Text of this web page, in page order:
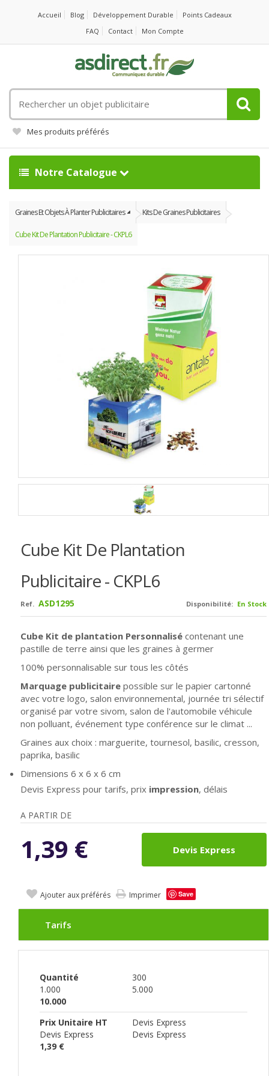
Accueil Blog Développement Durable
Points Cadeaux
FAQ
Contact Mon Compte
un
objet
publicitaire
Mes produits préférés
Notre Catalogue
Graines Et Objets À Planter Publicitaires Kits De Graines Publicitaires
Cube Kit De Plantation Publicitaire - CKPL6
Cube Kit De Plantation
Publicitaire - CKPL6
Disponibilité: En Stock
Ref. ASD1295
Cube Kit de plantation Personnalisé contenant une
pastille de terre ainsi que les graines à germer
100% personnalisable sur tous les côtés
Marquage publicitaire possible sur le papier cartonné
avec votre logo, salon environnemental, journée tri sélectif
organisé par votre sivom, salon de l'automobile véhicule
non polluant, événement type conférence sur le climat ...
Graines aux choix : marguerite, tournesol, basilic, cresson,
paprika, basilic
Dimensions 6 x 6 x 6 cm
Devis Express pour tarifs, prix impression, délais
A PARTIR DE
1,39 € Devis Express
Ajouter aux préférés Imprimer Save
Tarifs
Quantité
300
1.000
5.000
10.000
Prix Unitaire HT
Devis Express
Devis Express
Devis Express
1,39 €